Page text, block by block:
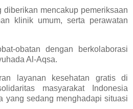
diberikan mencakup pemeriksaan
klinik umum, serta perawatan
obatan dengan berkolaborasi
Al-Aqsa.
layanan kesehatan gratis di
masyarakat Indonesia
yang sedang menghadapi situasi